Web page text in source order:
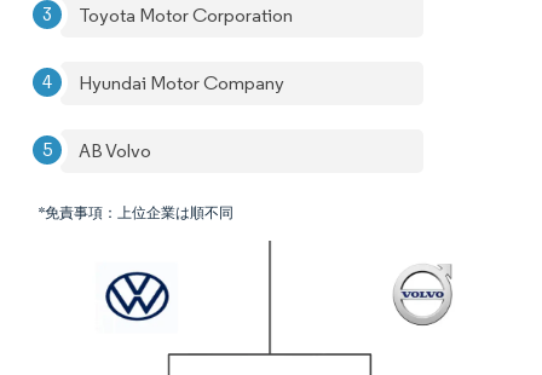
Toyota Motor Corporation
Hyundai Motor Company
AB Volvo
*免責事項：上位企業は順不同